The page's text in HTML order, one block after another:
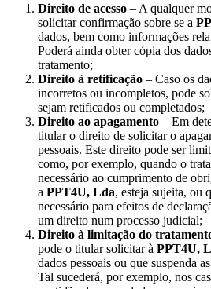
Direito de acesso – A qualquer
solicitar confirmação sobre se a
dados, bem como informações
Poderá ainda obter cópia dos
tratamento;
Direito à retificação – Caso os
incorretos ou incompletos, pode
sejam retificados ou completados;
Direito ao apagamento – Em
titular o direito de solicitar o
pessoais. Este direito pode ser
como, por exemplo, quando o
necessário ao cumprimento de
a PPT4U, Lda, esteja sujeita, ou
necessário para efeitos de
um direito num processo judicial;
Direito à limitação do
pode o titular solicitar à PPT4U,
dados pessoais ou que suspenda
Tal sucederá, por exemplo, nos